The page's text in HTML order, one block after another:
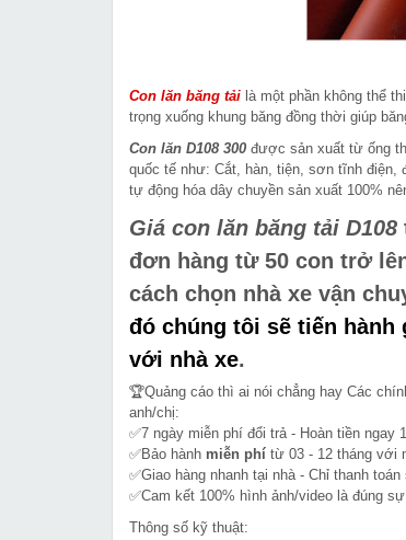
Con lăn băng tải là một phần không thể
trọng xuống khung băng đồng thời giúp
Con lăn D108 300 được sản xuất từ ống
quốc tế như: Cắt, hàn, tiện, sơn tĩnh điện,
tự động hóa dây chuyền sản xuất 100%
Giá con lăn băng tải D108
đơn hàng từ 50 con trở
cách chọn nhà xe vận
đó chúng tôi sẽ tiến hành
với nhà xe.
🏆Quảng cáo thì ai nói chẳng hay Các
anh/chị:
✅7 ngày miễn phí đổi trả - Hoàn tiền ngay
✅Bảo hành miễn phí từ 03 - 12 tháng với
✅Giao hàng nhanh tại nhà - Chỉ thanh
✅Cam kết 100% hình ảnh/video là đúng
Thông số kỹ thuật: